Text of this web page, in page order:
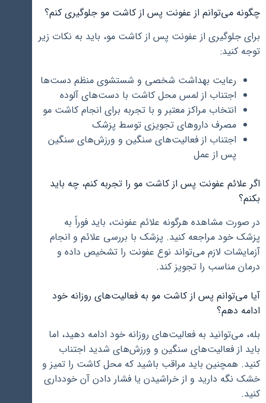
چگونه می‌توانم از عفونت پس از کاشت مو جلوگیری کنم؟
برای جلوگیری از عفونت پس از کاشت مو، باید به نکات زیر
توجه کنید:
رعایت بهداشت شخصی و شستشوی منظم دست‌ها
اجتناب از لمس محل کاشت با دست‌های آلوده
انتخاب مراکز معتبر و با تجربه برای انجام کاشت مو
مصرف داروهای تجویزی توسط پزشک
اجتناب از فعالیت‌های سنگین و ورزش‌های سنگین
پس از عمل
اگر علائم عفونت پس از کاشت مو را تجربه کنم، چه باید
بکنم؟
در صورت مشاهده هرگونه علائم عفونت، باید فوراً به
پزشک خود مراجعه کنید. پزشک با بررسی علائم و انجام
آزمایشات لازم می‌تواند نوع عفونت را تشخیص داده و
درمان مناسب را تجویز کند.
آیا می‌توانم پس از کاشت مو به فعالیت‌های روزانه خود
ادامه دهم؟
بله، می‌توانید به فعالیت‌های روزانه خود ادامه دهید، اما
باید از فعالیت‌های سنگین و ورزش‌های شدید اجتناب
کنید. همچنین باید مراقب باشید که محل کاشت را تمیز و
خشک نگه دارید و از خراشیدن یا فشار دادن آن خودداری
کنید.